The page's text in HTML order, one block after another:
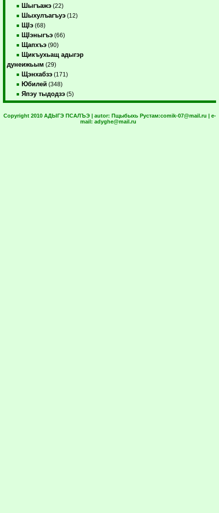
Шыгъажэ (22)
Шыхулъагъуэ (12)
ЩIэ (68)
ЩIэныгъэ (66)
Щапхъэ (90)
Щикъухьащ адыгэр
дунеижьым (29)
Щэнхабзэ (171)
Юбилей (348)
Япэу тыдодзэ (5)
Copyright 2010 АДЫГЭ ПСАЛЪЭ | autor: Пщыбыхь Рустам:comik-07@mail.ru | e-
mail: adyghe@mail.ru